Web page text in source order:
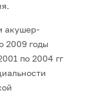
акушер-
2009 годы
по 2004 гг